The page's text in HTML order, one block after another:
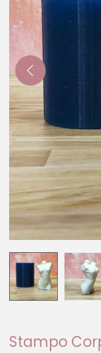
Stampo